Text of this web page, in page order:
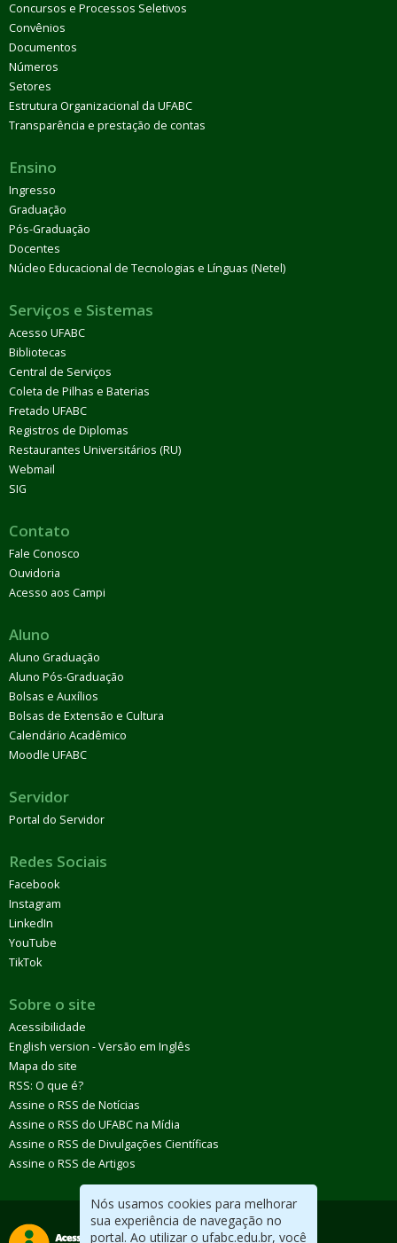
Nós usamos cookies para melhorar
sua experiência de navegação no
portal. Ao utilizar o ufabc.edu.br, você
Concursos e Processos Seletivos
Convênios
Documentos
Números
Setores
Estrutura Organizacional da UFABC
Transparência e prestação de contas
Ensino
Ingresso
Graduação
Pós-Graduação
Docentes
Núcleo Educacional de Tecnologias e Línguas (Netel)
Serviços e Sistemas
Acesso UFABC
Bibliotecas
Central de Serviços
Coleta de Pilhas e Baterias
Fretado UFABC
Registros de Diplomas
Restaurantes Universitários (RU)
Webmail
SIG
Contato
Fale Conosco
Ouvidoria
Acesso aos Campi
Aluno
Aluno Graduação
Aluno Pós-Graduação
Bolsas e Auxílios
Bolsas de Extensão e Cultura
Calendário Acadêmico
Moodle UFABC
Servidor
Portal do Servidor
Redes Sociais
Facebook
Instagram
LinkedIn
YouTube
TikTok
Sobre o site
Acessibilidade
English version - Versão em Inglês
Mapa do site
RSS: O que é?
Assine o RSS de Notícias
Assine o RSS do UFABC na Mídia
Assine o RSS de Divulgações Científicas
Assine o RSS de Artigos